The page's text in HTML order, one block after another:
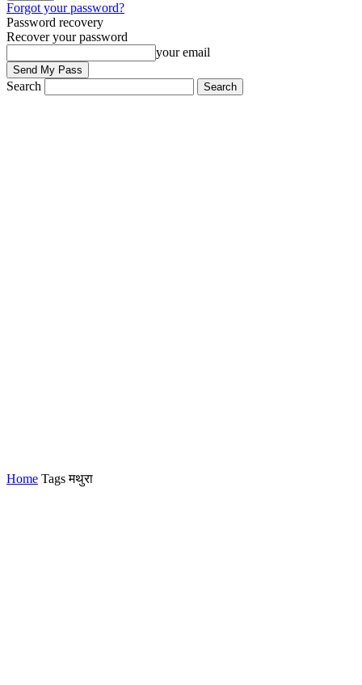
Forgot your password?
Password recovery
Recover your password
your email
Search
Home Tags मथुरा